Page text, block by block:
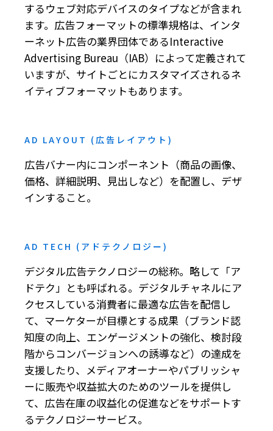
するウェブ対応デバイスのタイプなどが含まれ
ます。広告フォーマットの標準規格は、インタ
ーネット広告の業界団体であるInteractive
Advertising Bureau（IAB）によって定義されて
いますが、サイトごとにカスタマイズされるネ
イティブフォーマットもあります。
AD LAYOUT (広告レイアウト)
広告バナー内にコンポーネント（商品の画像、
価格、詳細説明、見出しなど）を配置し、デザ
インすること。
AD TECH (アドテクノロジー)
デジタル広告テクノロジーの総称。略して「ア
ドテク」とも呼ばれる。デジタルチャネルにア
クセスしている消費者に最適な広告を配信し
て、マーケターが目標とする成果（ブランド認
知度の向上、エンゲージメントの強化、検討段
階からコンバージョンへの誘導など）の達成を
支援したり、メディアオーナーやパブリッシャ
ーに販売や収益拡大のためのツールを提供し
て、広告在庫の収益化の促進などをサポートす
るテクノロジーサービス。